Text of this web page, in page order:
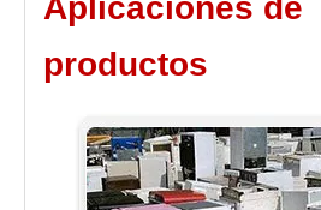
Aplicaciones de
productos